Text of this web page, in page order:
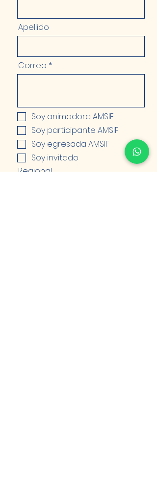
Apellido
Correo
Soy animadora AMSIF
Soy participante AMSIF
Soy egresada AMSIF
Soy invitado
Regional